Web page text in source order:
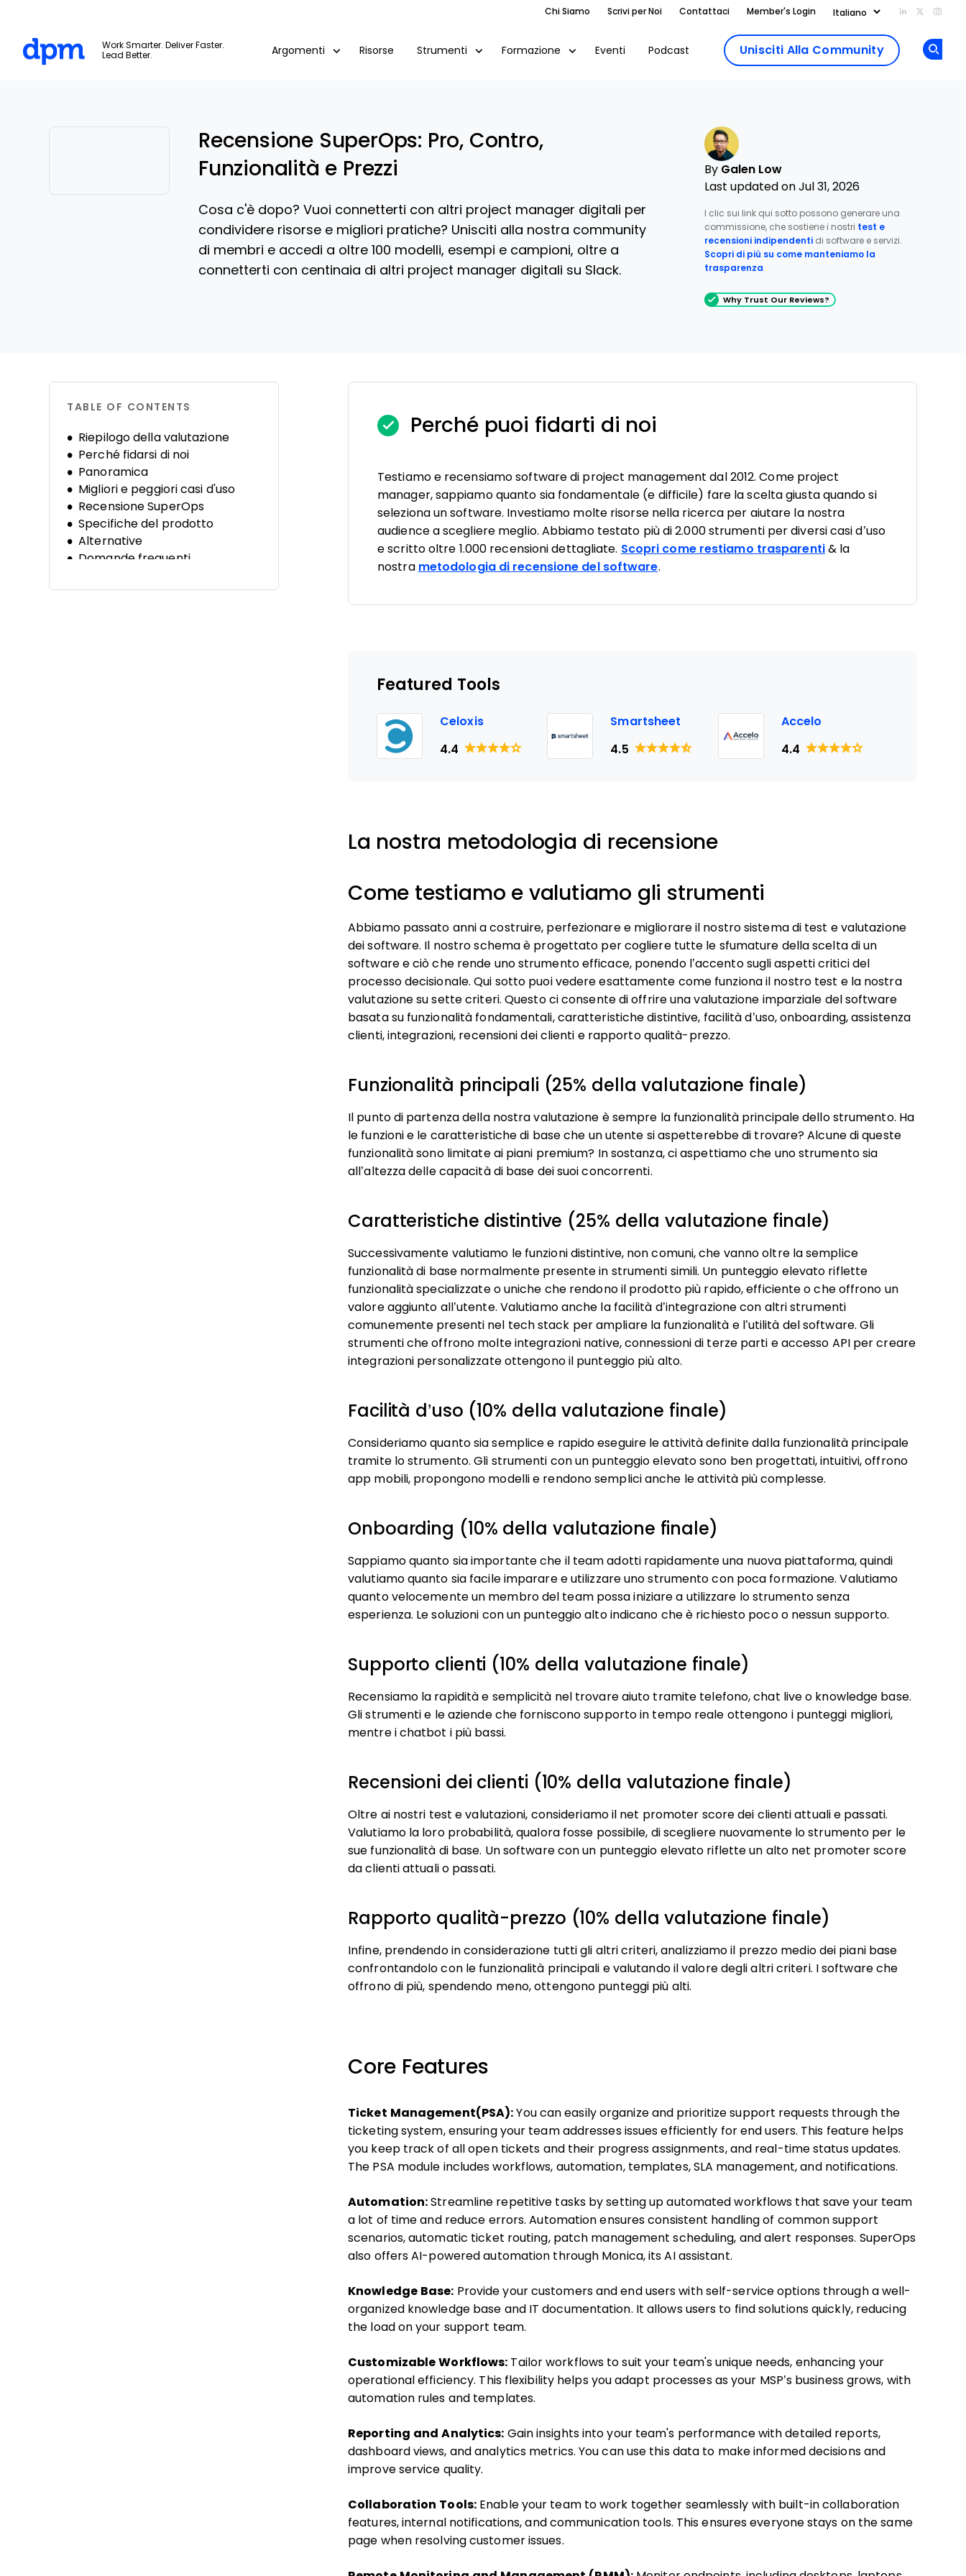
Chi Siamo Scrivi per Noi Contattaci Member's Login Add us on
Follow
Work Smarter. Deliver Faster.
Lead Better.
Argomenti Risorse Strumenti Formazione Eventi Podcast Unisciti Alla Community
Recensione SuperOps: Pro, Contro,
Funzionalità e Prezzi
Cosa c'è dopo? Vuoi connetterti con altri project manager digitali per
condividere risorse e migliori pratiche? Unisciti alla nostra community
di membri e accedi a oltre 100 modelli, esempi e campioni, oltre a
connetterti con centinaia di altri project manager digitali su Slack.
By Galen Low
Last updated on Jul 31, 2026
I clic sui link qui sotto possono generare una
commissione, che sostiene i nostri test e
recensioni indipendenti di software e servizi.
Scopri di più su come manteniamo la
trasparenza.
Why Trust Our Reviews?
TABLE OF CONTENTS
Riepilogo della valutazione
Perché fidarsi di noi
Panoramica
Migliori e peggiori casi d'uso
Recensione SuperOps
Specifiche del prodotto
Alternative
Domande frequenti
Perché puoi fidarti di noi
Testiamo e recensiamo software di project management dal 2012. Come project
manager, sappiamo quanto sia fondamentale (e difficile) fare la scelta giusta quando si
seleziona un software. Investiamo molte risorse nella ricerca per aiutare la nostra
audience a scegliere meglio. Abbiamo testato più di 2.000 strumenti per diversi casi d’uso
e scritto oltre 1.000 recensioni dettagliate. Scopri come restiamo trasparenti& la
nostra metodologia di recensione del software.
Featured Tools
Celoxis
4.4
Smartsheet
4.5
Accelo
4.4
La nostra metodologia di recensione
Come testiamo e valutiamo gli strumenti
Abbiamo passato anni a costruire, perfezionare e migliorare il nostro sistema di test e valutazione
dei software. Il nostro schema è progettato per cogliere tutte le sfumature della scelta di un
software e ciò che rende uno strumento efficace, ponendo l’accento sugli aspetti critici del
processo decisionale. Qui sotto puoi vedere esattamente come funziona il nostro test e la nostra
valutazione su sette criteri. Questo ci consente di offrire una valutazione imparziale del software
basata su funzionalità fondamentali, caratteristiche distintive, facilità d’uso, onboarding, assistenza
clienti, integrazioni, recensioni dei clienti e rapporto qualità-prezzo.
Funzionalità principali (25% della valutazione finale)
Il punto di partenza della nostra valutazione è sempre la funzionalità principale dello strumento. Ha
le funzioni e le caratteristiche di base che un utente si aspetterebbe di trovare? Alcune di queste
funzionalità sono limitate ai piani premium? In sostanza, ci aspettiamo che uno strumento sia
all’altezza delle capacità di base dei suoi concorrenti.
Caratteristiche distintive (25% della valutazione finale)
Successivamente valutiamo le funzioni distintive, non comuni, che vanno oltre la semplice
funzionalità di base normalmente presente in strumenti simili. Un punteggio elevato riflette
funzionalità specializzate o uniche che rendono il prodotto più rapido, efficiente o che offrono un
valore aggiunto all’utente. Valutiamo anche la facilità d’integrazione con altri strumenti
comunemente presenti nel tech stack per ampliare la funzionalità e l’utilità del software. Gli
strumenti che offrono molte integrazioni native, connessioni di terze parti e accesso API per creare
integrazioni personalizzate ottengono il punteggio più alto.
Facilità d’uso (10% della valutazione finale)
Consideriamo quanto sia semplice e rapido eseguire le attività definite dalla funzionalità principale
tramite lo strumento. Gli strumenti con un punteggio elevato sono ben progettati, intuitivi, offrono
app mobili, propongono modelli e rendono semplici anche le attività più complesse.
Onboarding (10% della valutazione finale)
Sappiamo quanto sia importante che il team adotti rapidamente una nuova piattaforma, quindi
valutiamo quanto sia facile imparare e utilizzare uno strumento con poca formazione. Valutiamo
quanto velocemente un membro del team possa iniziare a utilizzare lo strumento senza
esperienza. Le soluzioni con un punteggio alto indicano che è richiesto poco o nessun supporto.
Supporto clienti (10% della valutazione finale)
Recensiamo la rapidità e semplicità nel trovare aiuto tramite telefono, chat live o knowledge base.
Gli strumenti e le aziende che forniscono supporto in tempo reale ottengono i punteggi migliori,
mentre i chatbot i più bassi.
Recensioni dei clienti (10% della valutazione finale)
Oltre ai nostri test e valutazioni, consideriamo il net promoter score dei clienti attuali e passati.
Valutiamo la loro probabilità, qualora fosse possibile, di scegliere nuovamente lo strumento per le
sue funzionalità di base. Un software con un punteggio elevato riflette un alto net promoter score
da clienti attuali o passati.
Rapporto qualità-prezzo (10% della valutazione finale)
Infine, prendendo in considerazione tutti gli altri criteri, analizziamo il prezzo medio dei piani base
confrontandolo con le funzionalità principali e valutando il valore degli altri criteri. I software che
offrono di più, spendendo meno, ottengono punteggi più alti.
Core Features
Ticket Management(PSA): You can easily organize and prioritize support requests through the
ticketing system, ensuring your team addresses issues efficiently for end users. This feature helps
you keep track of all open tickets and their progress assignments, and real-time status updates.
The PSA module includes workflows, automation, templates, SLA management, and notifications.
Automation: Streamline repetitive tasks by setting up automated workflows that save your team
a lot of time and reduce errors. Automation ensures consistent handling of common support
scenarios, automatic ticket routing, patch management scheduling, and alert responses. SuperOps
also offers AI-powered automation through Monica, its AI assistant.
Knowledge Base: Provide your customers and end users with self-service options through a well-
organized knowledge base and IT documentation. It allows users to find solutions quickly, reducing
the load on your support team.
Customizable Workflows: Tailor workflows to suit your team's unique needs, enhancing your
operational efficiency. This flexibility helps you adapt processes as your MSP’s business grows, with
automation rules and templates.
Reporting and Analytics: Gain insights into your team's performance with detailed reports,
dashboard views, and analytics metrics. You can use this data to make informed decisions and
improve service quality.
Collaboration Tools: Enable your team to work together seamlessly with built-in collaboration
features, internal notifications, and communication tools. This ensures everyone stays on the same
page when resolving customer issues.